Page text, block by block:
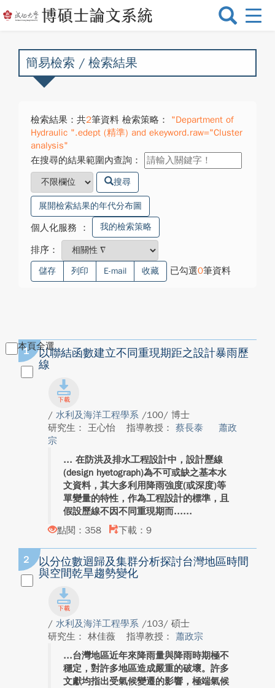
選
換
簡易檢索 / 檢索結果
檢索結果：共2筆資料 檢索策略：
"Department of
Hydraulic ".edept (精準) and ekeyword.raw="Cluster
analysis"
在搜尋的結果範圍內查詢：
搜尋
展開檢索結果的年代分布圖
個人化服務 ： 我的檢索策略
排序：
儲存 列印 E-mail 收藏 已勾選0筆資料
本頁全選
1
以聯結函數建立不同重現期距之設計暴雨歷
線
/ 水利及海洋工程學系 /100/ 博士
研究生： 王心怡
指導教授： 蔡長泰
蕭政
宗
在防洪及排水工程設計中，設計歷線
(design hyetograph)為不可或缺之基本水
文資料，其大多利用降雨強度(或深度)等
單變量的特性，作為工程設計的標準，且
假設歷線不因不同重現期而...
點閱：358
下載：9
2
以分位數迴歸及集群分析探討台灣地區時間
與空間乾旱趨勢變化
/ 水利及海洋工程學系 /103/ 碩士
研究生： 林佳薇
指導教授： 蕭政宗
台灣地區近年來降雨量與降雨時期極不
穩定，對許多地區造成嚴重的破壞。許多
文獻均指出受氣候變遷的影響，極端氣候